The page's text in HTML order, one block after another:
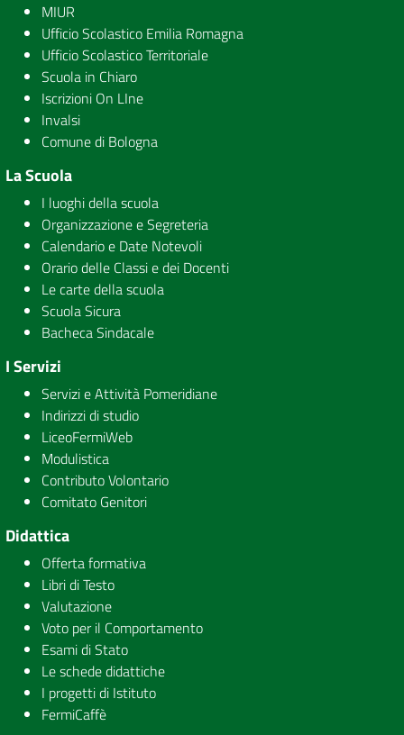
MIUR
Ufficio Scolastico Emilia Romagna
Ufficio Scolastico Territoriale
Scuola in Chiaro
Iscrizioni On LIne
Invalsi
Comune di Bologna
La Scuola
I luoghi della scuola
Organizzazione e Segreteria
Calendario e Date Notevoli
Orario delle Classi e dei Docenti
Le carte della scuola
Scuola Sicura
Bacheca Sindacale
I Servizi
Servizi e Attività Pomeridiane
Indirizzi di studio
LiceoFermiWeb
Modulistica
Contributo Volontario
Comitato Genitori
Didattica
Offerta formativa
Libri di Testo
Valutazione
Voto per il Comportamento
Esami di Stato
Le schede didattiche
I progetti di Istituto
FermiCaffè